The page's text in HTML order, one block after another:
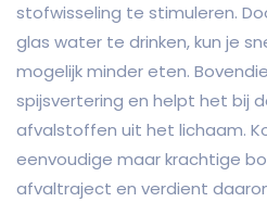
stofwisseling te stimuleren.
glas water te drinken, kun je
mogelijk minder eten.
spijsvertering en helpt het bij
afvalstoffen uit het lichaam.
eenvoudige maar krachtige
afvaltraject en verdient